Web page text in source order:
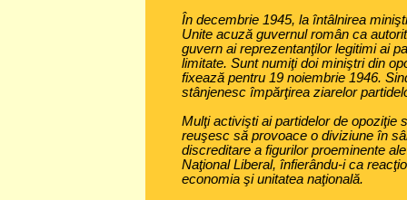
În decembrie 1945, la întâlnirea
Unite acuză guvernul român ca
guvern ai reprezentanţilor legitimi ai
limitate. Sunt numiţi doi miniştri din
fixează pentru 19 noiembrie 1946.
stânjenesc împărţirea ziarelor
Mulţi activişti ai partidelor de opoziţie
reuşesc să provoace o diviziune în
discreditare a figurilor proeminente
Naţional Liberal, înfierându-i ca
economia şi unitatea naţională.